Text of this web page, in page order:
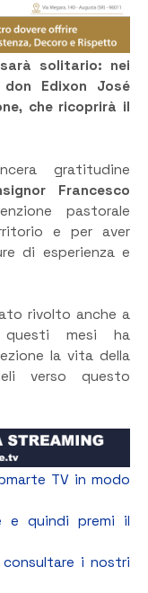
solitario: nei
Edixon José
che ricoprirà il
gratitudine
Francesco
pastorale
e per aver
di esperienza e
rivolto anche a
mesi ha
la vita della
verso questo
TV in modo
e quindi premi il
i nostri